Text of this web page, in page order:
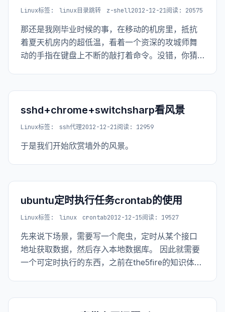
Linux标签: linux目录跳转 z-shell2012-12-21阅读: 20575
那还是我刚毕业时候的事，在移动的机房里，抵抗
着夏天机房内的超低温，看着一个资深的攻城师舞
动的手指在键盘上不断的敲打着命令。没错，你猜
生了极大的兴趣，我唯一的想法就是能够像他那样
sshd+chrome+switchsharp看风景
Linux标签: ssh代理2012-12-21阅读: 12959
于是我们开始欣赏墙外的风景。
ubuntu定时执行任务crontab的使用
Linux标签: linux crontab2012-12-15阅读: 19527
先来说下场景，需要写一个爬虫，定时从某个接口
地址获取数据，然后存入本地数据库。 因此就需要
一个可定时执行的东西，之前在the5fire的知识体系